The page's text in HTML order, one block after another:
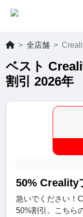
全店舗
ベスト
割引 2026年
50% Creality
急いでください！
50%割引。こちら